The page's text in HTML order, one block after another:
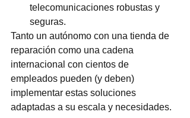
telecomunicaciones robustas y
seguras.
Tanto un autónomo con una tienda de
reparación como una cadena
internacional con cientos de
empleados pueden (y deben)
implementar estas soluciones
adaptadas a su escala y necesidades.